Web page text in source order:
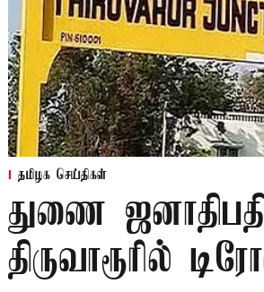
தமிழக செய்திகள்
துணை
திருவாரூரில்